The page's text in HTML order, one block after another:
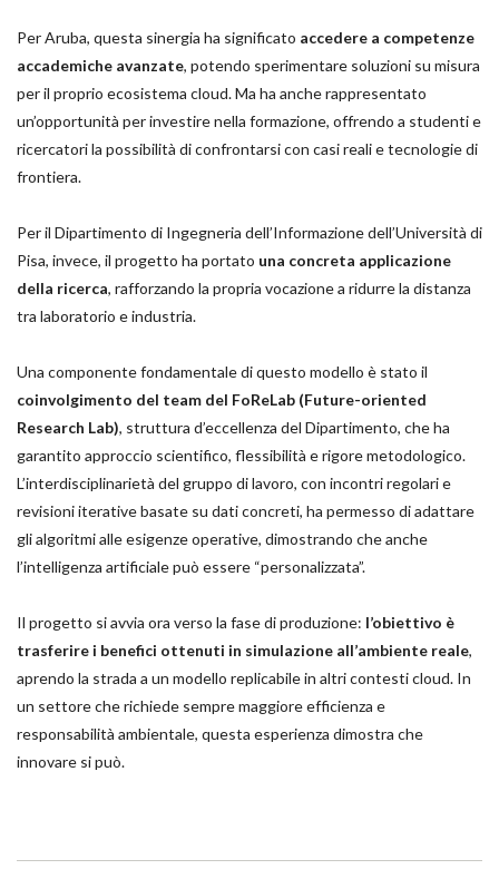
Per Aruba, questa sinergia ha significato accedere a competenze
accademiche avanzate, potendo sperimentare soluzioni su misura
per il proprio ecosistema cloud. Ma ha anche rappresentato
un’opportunità per investire nella formazione, offrendo a studenti e
ricercatori la possibilità di confrontarsi con casi reali e tecnologie di
frontiera.
Per il Dipartimento di Ingegneria dell’Informazione dell’Università di
Pisa, invece, il progetto ha portato una concreta applicazione
della ricerca, rafforzando la propria vocazione a ridurre la distanza
tra laboratorio e industria.
Una componente fondamentale di questo modello è stato il
coinvolgimento del team del FoReLab (Future-oriented
Research Lab), struttura d’eccellenza del Dipartimento, che ha
garantito approccio scientifico, flessibilità e rigore metodologico.
L’interdisciplinarietà del gruppo di lavoro, con incontri regolari e
revisioni iterative basate su dati concreti, ha permesso di adattare
gli algoritmi alle esigenze operative, dimostrando che anche
l’intelligenza artificiale può essere “personalizzata”.
Il progetto si avvia ora verso la fase di produzione: l’obiettivo è
trasferire i benefici ottenuti in simulazione all’ambiente reale,
aprendo la strada a un modello replicabile in altri contesti cloud. In
un settore che richiede sempre maggiore efficienza e
responsabilità ambientale, questa esperienza dimostra che
innovare si può.